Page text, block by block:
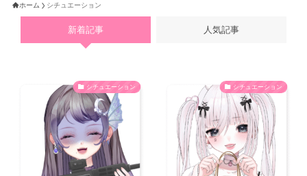
ホーム シチュエーション
新着記事 人気記事
シチュエーション シチュエーション